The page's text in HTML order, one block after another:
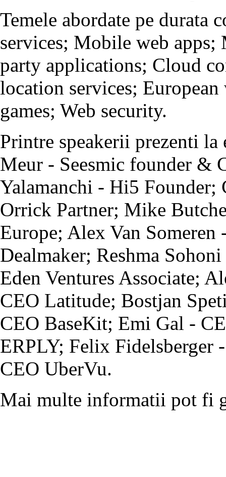
Temele abordate pe durata
services; Mobile web
party applications; Cloud
location services;
games; Web security.
Printre speakerii prezenti
Meur - Seesmic founder &
Yalamanchi - Hi5 Founder;
Orrick Partner; Mike
Europe; Alex Van
Dealmaker; Reshma
Eden Ventures Associate;
CEO Latitude; Bostjan
CEO BaseKit; Emi Gal -
ERPLY; Felix
CEO UberVu.
Mai multe informatii pot fi